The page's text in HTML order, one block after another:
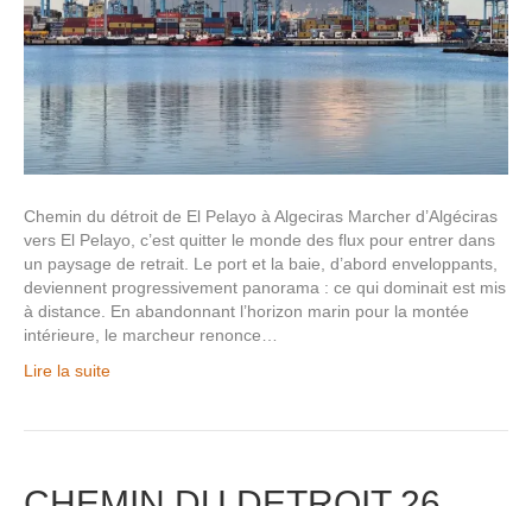
Chemin du détroit de El Pelayo à Algeciras Marcher d’Algéciras
vers El Pelayo, c’est quitter le monde des flux pour entrer dans
un paysage de retrait. Le port et la baie, d’abord enveloppants,
deviennent progressivement panorama : ce qui dominait est mis
à distance. En abandonnant l’horizon marin pour la montée
intérieure, le marcheur renonce…
Lire la suite